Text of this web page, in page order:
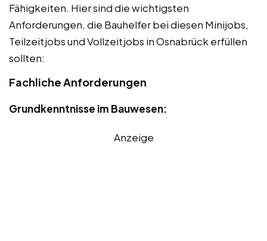
Fähigkeiten. Hier sind die wichtigsten
Anforderungen, die Bauhelfer bei diesen Minijobs,
Teilzeitjobs und Vollzeitjobs in Osnabrück erfüllen
sollten:
Fachliche Anforderungen
Grundkenntnisse im Bauwesen:
Anzeige